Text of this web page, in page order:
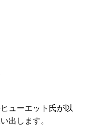
ューエット氏が以
出します。